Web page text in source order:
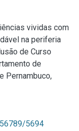
vividas com
na periferia
de Curso
de
Pernambuco,
5694